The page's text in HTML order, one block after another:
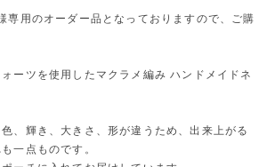
専用のオーダー品となっておりますので、ご購
ーツを使用したマクラメ編み ハンドメイドネ
、輝き、大きさ、形が違うため、出来上がる
一点ものです。